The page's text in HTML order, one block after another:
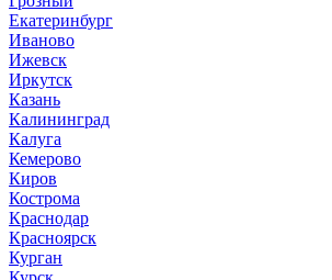
Екатеринбург
Иваново
Ижевск
Иркутск
Казань
Калининград
Калуга
Кемерово
Киров
Кострома
Краснодар
Красноярск
Курган